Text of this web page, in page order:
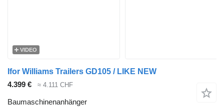
VIDEO
Ifor Williams Trailers GD105 / LIKE NEW
4.399 €
≈ 4.111 CHF
Baumaschinenanhänger